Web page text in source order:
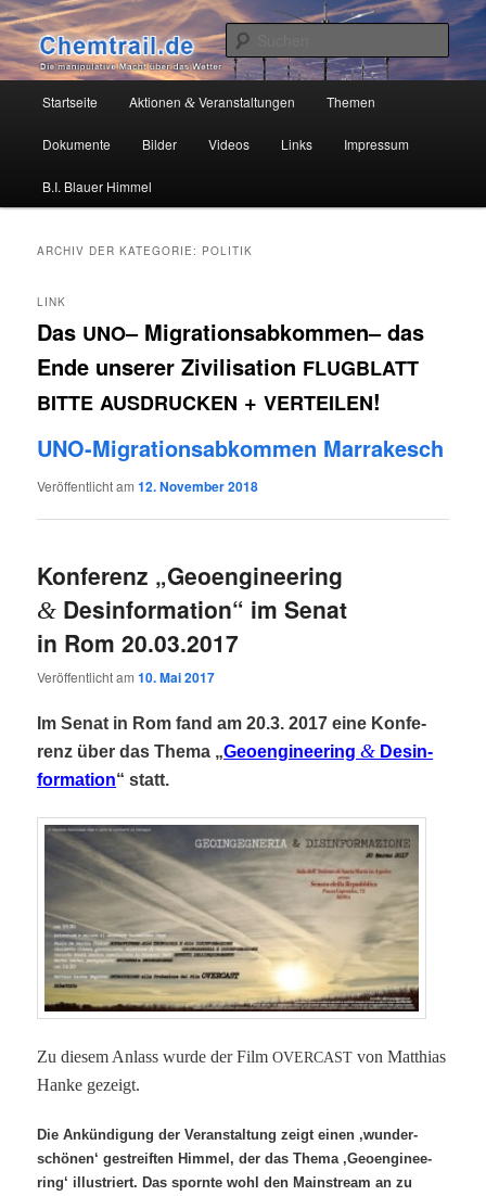
Zum
primären
Inhalt
springen
Zum
sekundären
Inhalt
springenChemtrail.de
Die manipulative Macht über das Wetter
Startseite Aktionen &Veranstaltungen Themen
Dokumente Bilder Videos Links Impressum
B.I. Blauer Himmel
ARCHIV DER KATEGORIE: POLITIK
LINK
Das UNO– Migrationsabkommen– das
Ende unserer Zivilisation FLUGBLATT
BITTE AUSDRUCKEN +VERTEILEN!
UNO-Migrationsabkommen Marrakesch
Veröffentlicht am12. November 2018
Konferenz „Geoengineering
& Desinformation“ im Senat
in Rom 20.03.2017
Veröffentlicht am10. Mai 2017
Im Senat in Rom fand am 20.3. 2017 eine Kon­fe­
renz über das The­ma „Geo­en­gi­nee­ring& Des­in­
for­ma­ti­on“ statt.
Zu die­sem Anlass wur­de der FilmOVERCAST von Mat­thi­as
Han­ke gezeigt.
Die Ankün­di­gung der Ver­an­stal­tung zeigteinen ‚wun­der­
schö­nen‘ gestreif­ten Him­mel, der das The­ma ‚Geo­en­gi­nee­
ring‘ illus­triert. Das sporn­te wohl den Main­stream an zu